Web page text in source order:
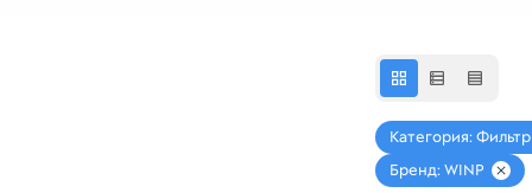
Категория:
Бренд: WINP